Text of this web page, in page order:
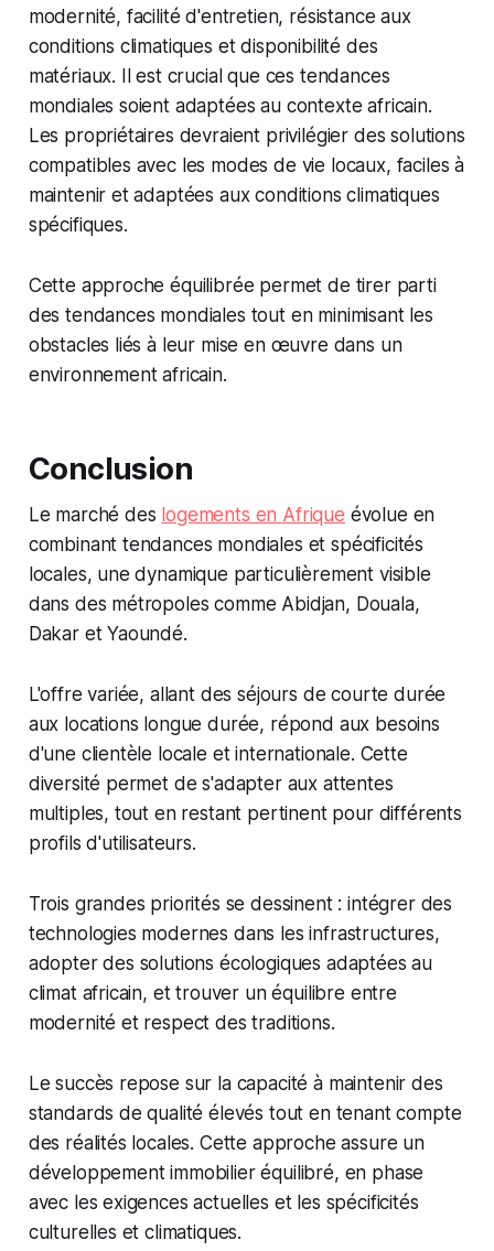
modernité, facilité d'entretien, résistance aux
conditions climatiques et disponibilité des
matériaux. Il est crucial que ces tendances
mondiales soient adaptées au contexte africain.
Les propriétaires devraient privilégier des solutions
compatibles avec les modes de vie locaux, faciles à
maintenir et adaptées aux conditions climatiques
spécifiques.
Cette approche équilibrée permet de tirer parti
des tendances mondiales tout en minimisant les
obstacles liés à leur mise en œuvre dans un
environnement africain.
Conclusion
Le marché des logements en Afrique évolue en
combinant tendances mondiales et spécificités
locales, une dynamique particulièrement visible
dans des métropoles comme Abidjan, Douala,
Dakar et Yaoundé.
L'offre variée, allant des séjours de courte durée
aux locations longue durée, répond aux besoins
d'une clientèle locale et internationale. Cette
diversité permet de s'adapter aux attentes
multiples, tout en restant pertinent pour différents
profils d'utilisateurs.
Trois grandes priorités se dessinent : intégrer des
technologies modernes dans les infrastructures,
adopter des solutions écologiques adaptées au
climat africain, et trouver un équilibre entre
modernité et respect des traditions.
Le succès repose sur la capacité à maintenir des
standards de qualité élevés tout en tenant compte
des réalités locales. Cette approche assure un
développement immobilier équilibré, en phase
avec les exigences actuelles et les spécificités
culturelles et climatiques.